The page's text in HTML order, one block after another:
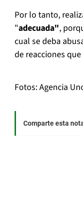
Por lo tanto,
"adecuada",
cual se deba
de reacciones
Fotos: Agencia
Comparte esta